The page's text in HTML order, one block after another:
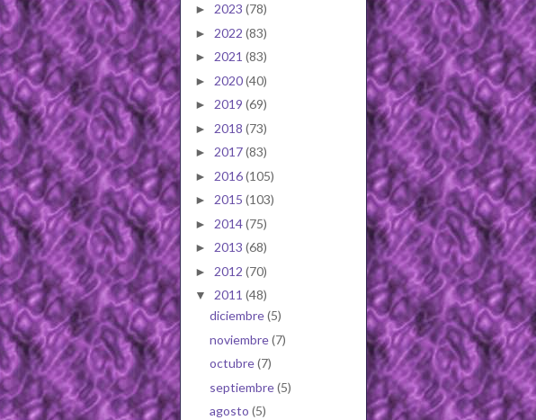
► 2023 (78)
► 2022 (83)
► 2021 (83)
► 2020(40)
► 2019 (69)
► 2018 (73)
► 2017(83)
► 2016(105)
► 2015 (103)
► 2014(75)
► 2013 (68)
► 2012 (70)
▼ 2011 (48)
diciembre(5)
noviembre(7)
octubre(7)
septiembre(5)
agosto (5)